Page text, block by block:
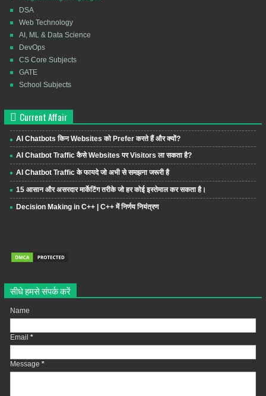
DSA
Web Technology
AI, ML & Data Science
DevOps
CS Core Subjects
GATE
School Subjects
Current Affair
AI Chatbots किन Websites को Prefer करते हैं और क्यों?
AI Chatbot Traffic कैसे Websites पर Visitors ला सकता है?
AI Chatbot Traffic के फायदे जो अभी से समझना जरूरी है
15 आसान और असरदार मार्केटिंग तरीके जो हर कोई इस्तेमाल कर सकता है।
Decision Making in C++ | C++ में निर्णय नियंत्रण
सीधे हमसे संपर्क करें
Name
Email *
Message *